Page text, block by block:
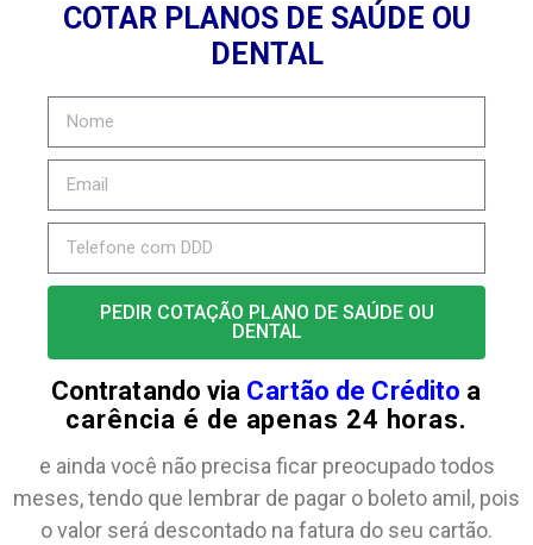
COTAR PLANOS DE SAÚDE OU
DENTAL
PEDIR COTAÇÃO PLANO DE SAÚDE OU
DENTAL
Contratando via Cartão de Crédito a
carência é de apenas 24 horas.
e ainda você não precisa ficar preocupado todos
meses, tendo que lembrar de pagar o boleto amil, pois
o valor será descontado na fatura do seu cartão.